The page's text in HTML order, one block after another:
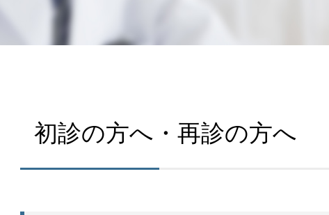
初診の方へ・再診の方へ